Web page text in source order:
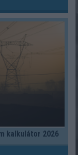
kalkulátor 2026